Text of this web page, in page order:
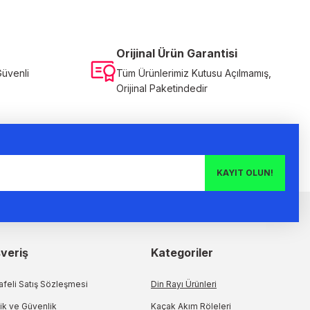
Orijinal Ürün Garantisi
Tüm Ürünlerimiz Kutusu Açılmamış,
Orijinal Paketindedir
KAYIT OLUN!
Satış Sözleşmesi
ve Güvenlik
Kategoriler
Din Rayı Ürünleri
Kaçak Akım Röleleri